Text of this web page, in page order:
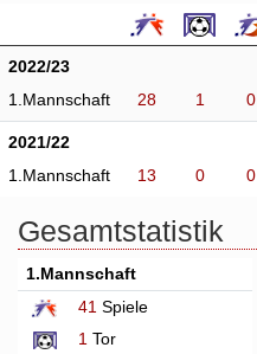
2022/23
1.Mannschaft
28 1 0
2021/22
1.Mannschaft
13 0 0
Gesamtstatistik
1.Mannschaft
41 Spiele
1 Tor